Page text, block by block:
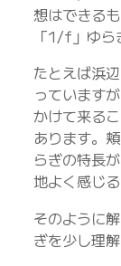
想はできる
「1/f」ゆら
たとえば浜
っています
かけて来る
あります。
らぎの特長
地よく感じる
そのように
ぎを少し理